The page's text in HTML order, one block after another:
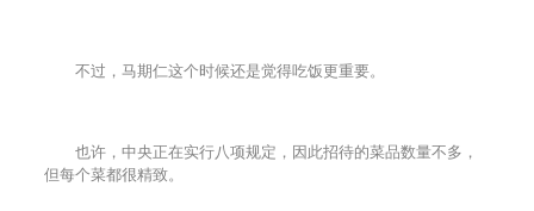
不过，马期仁这个时候还是觉得吃饭更重要。
也许，中央正在实行八项规定，因此招待的菜品数量不多，
但每个菜都很精致。